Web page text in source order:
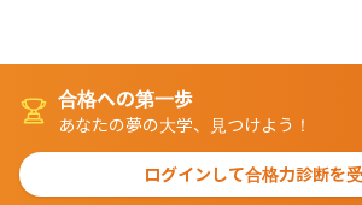
合格への第一歩
あなたの夢の大学、見つけよう！
ログインして合格力診断を